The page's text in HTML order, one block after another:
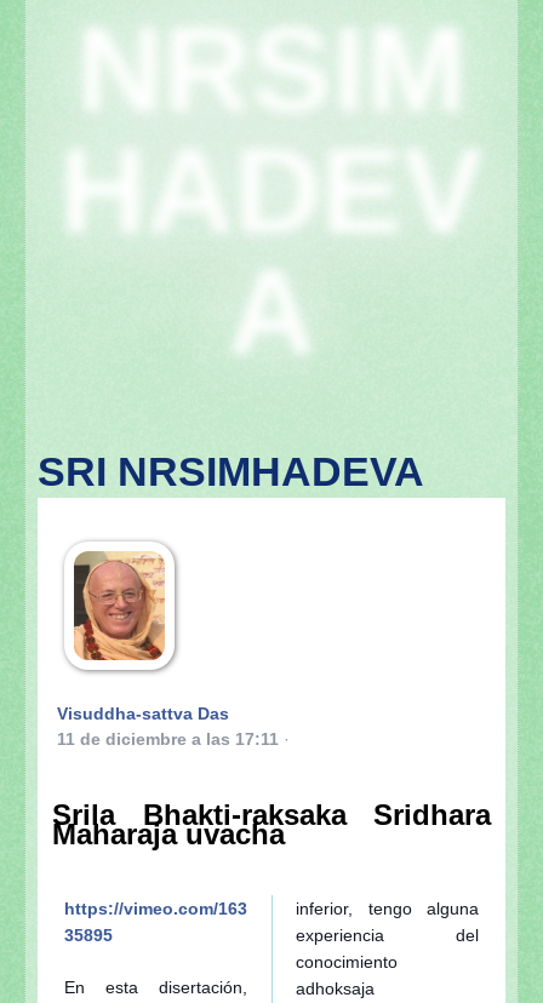
NRSIM
HADEV
A
SRI NRSIMHADEVA
Visuddha-sattva Das
11 de diciembre a las 17:11 ·
Srila Bhakti-raksaka Sridhara
Maharaja uvacha
https://vimeo.com/163
35895
En esta disertación,
inferior, tengo alguna
experiencia del
conocimiento
adhoksaja